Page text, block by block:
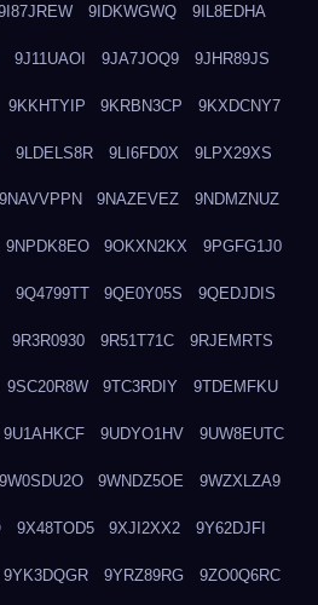
9IDKWGWQ 9IL8EDHA
9J11UAOI 9JA7JOQ9 9JHR89JS
9KKHTYIP 9KRBN3CP 9KXDCNY7
9LDELS8R 9LI6FD0X 9LPX29XS
9NAVVPPN 9NAZEVEZ 9NDMZNUZ
9NPDK8EO 9OKXN2KX 9PGFG1J0
9Q4799TT 9QE0Y05S 9QEDJDIS
9R3R0930 9R51T71C 9RJEMRTS
9SC20R8W 9TC3RDIY 9TDEMFKU
9U1AHKCF 9UDYO1HV 9UW8EUTC
9W0SDU2O 9WNDZ5OE 9WZXLZA9
9X48TOD5 9XJI2XX2 9Y62DJFI
9YK3DQGR 9YRZ89RG 9ZO0Q6RC